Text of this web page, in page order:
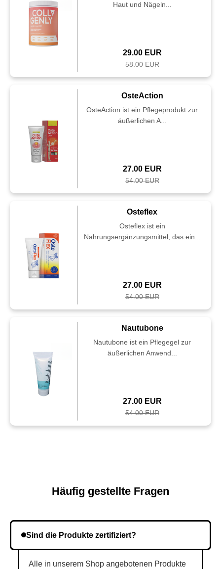
Haut und Nägeln...
29.00 EUR
58.00 EUR
OsteAction
OsteAction ist ein Pflegeprodukt zur
äußerlichen A...
27.00 EUR
54.00 EUR
Osteflex
Osteflex ist ein
Nahrungsergänzungsmittel, das ein...
27.00 EUR
54.00 EUR
Nautubone
Nautubone ist ein Pflegegel zur
äußerlichen Anwend...
27.00 EUR
54.00 EUR
Häufig gestellte Fragen
Sind die Produkte zertifiziert?
Alle in unserem Shop angebotenen Produkte